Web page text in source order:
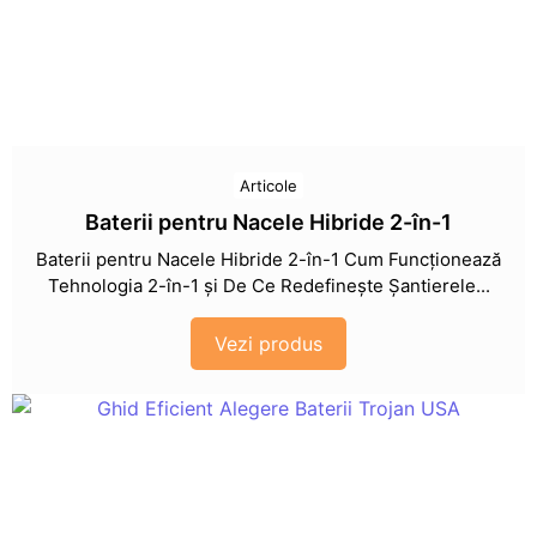
Articole
Baterii pentru Nacele Hibride 2-în-1
Baterii pentru Nacele Hibride 2-în-1 Cum Funcționează
Tehnologia 2-în-1 și De Ce Redefinește Șantierele...
Vezi produs